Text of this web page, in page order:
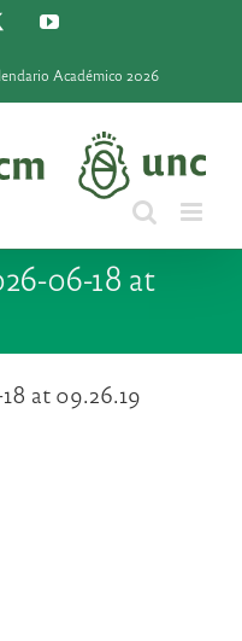
YouTube
Académico 2026
06-18 at
at 09.26.19